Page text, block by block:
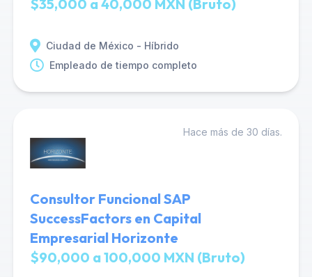
$35,000 a 40,000 MXN (Bruto)
Ciudad de México - Híbrido
Empleado de tiempo completo
Hace más de 30 días.
Consultor Funcional SAP
SuccessFactors en Capital
Empresarial Horizonte
$90,000 a 100,000 MXN (Bruto)